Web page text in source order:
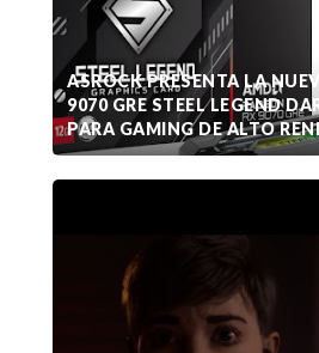
ASROCK PRESENTA LA
9070 GRE STEEL LEGEND
PARA GAMING DE ALTO